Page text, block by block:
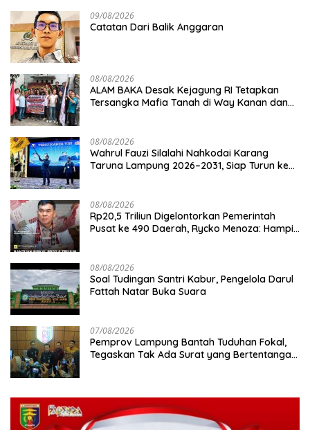
09/08/2026
Catatan Dari Balik Anggaran
08/08/2026
ALAM BAKA Desak Kejagung RI Tetapkan
Tersangka Mafia Tanah di Way Kanan dan
08/08/2026
Wahrul Fauzi Silalahi Nahkodai Karang
Taruna Lampung 2026–2031, Siap Turun ke
08/08/2026
Rp20,5 Triliun Digelontorkan Pemerintah
Pusat ke 490 Daerah, Rycko Menoza: Hampir
08/08/2026
Soal Tudingan Santri Kabur, Pengelola Darul
Fattah Natar Buka Suara
07/08/2026
Pemprov Lampung Bantah Tuduhan Fokal,
Tegaskan Tak Ada Surat yang Bertentangan